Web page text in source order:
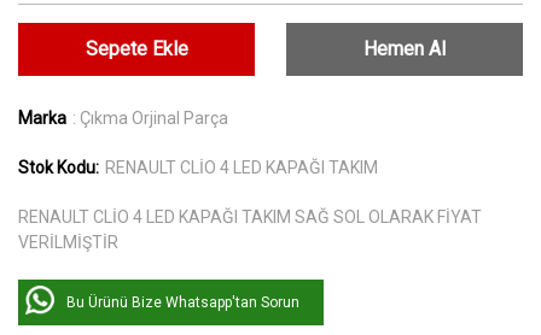
Sepete Ekle Hemen Al
Marka : Çıkma Orjinal Parça
Stok Kodu: RENAULT CLİO 4 LED KAPAĞI TAKIM
RENAULT CLİO 4 LED KAPAĞI TAKIM SAĞ SOL OLARAK FİYAT
VERİLMİŞTİR
Bu Ürünü Bize Whatsapp'tan Sorun